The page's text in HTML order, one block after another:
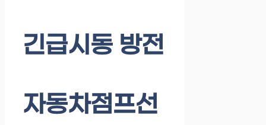
긴급시동 방전
자동차점프선